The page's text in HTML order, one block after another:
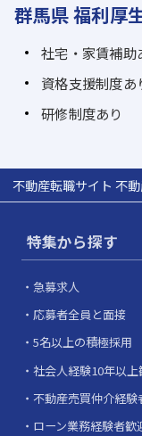
群馬県 福利厚
社宅・家賃補助
資格支援制度あ
研修制度あり
不動産転職サイト 不
特集から探す
急募求人
応募者全員と面接
5名以上の積極採用
社会人経験10年以上
不動産売買仲介経験
ローン業務経験者歓